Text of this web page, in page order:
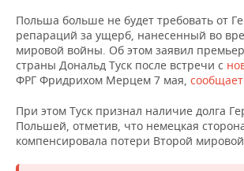
ONLINE-КОНФЕРЕНЦИИ
ОТКРЫТАЯ ЛЕКЦИЯ
ХОККЕЙ
БАСКЕТБОЛ
ВОЛЕЙБОЛ
КИБЕРСПОРТ
ВЛАСТЬ
ИНФРАСТРУКТУРА
ИСТОРИЯ
КУЛЬТУРА
СЮЖЕТЫ
СПРАВОЧНИК
СПИСОК ПЕРСОН
СПИСОК КОМПАНИЙ
ПОЛНАЯ ВЕРСИЯ
Польша больше не будет требовать от
репараций за ущерб, нанесенный во
мировой войны. Об этом заявил
страны Дональд Туск после встречи с
ФРГ Фридрихом Мерцем 7 мая, сообщает
При этом Туск признал наличие долга
Польшей, отметив, что немецкая
компенсировала потери Второй